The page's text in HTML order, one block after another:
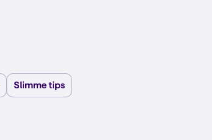
Slimme tips